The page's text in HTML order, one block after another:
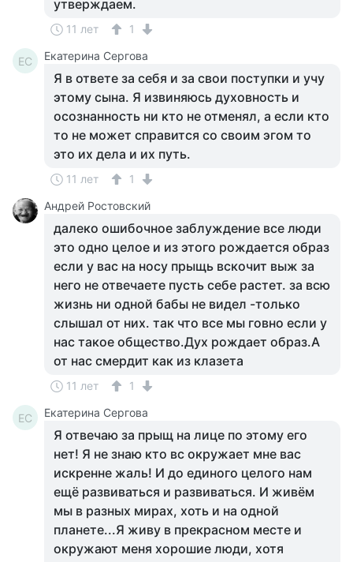
утверждаем.
11 лет 1
ЕС Екатерина Сергова
Я в ответе за себя и за свои поступки и учу
этому сына. Я извиняюсь духовность и
осознанность ни кто не отменял, а если кто
то не может справится со своим эгом то
это их дела и их путь.
11 лет
1
Андрей Ростовский
далеко ошибочное заблуждение все люди
это одно целое и из этого рождается образ
если у вас на носу прыщь вскочит выж за
него не отвечаете пусть себе растет. за всю
жизнь ни одной бабы не видел -только
слышал от них. так что все мы говно если у
нас такое общество.Дух рождает образ.А
от нас смердит как из клазета
11 лет 1
ЕС Екатерина Сергова
Я отвечаю за прыщ на лице по этому его
нет! Я не знаю кто вс окружает мне вас
искренне жаль! И до единого целого нам
ещё развиваться и развиваться. И живём
мы в разных мирах, хоть и на одной
планете...Я живу в прекрасном месте и
окружают меня хорошие люди, хотя